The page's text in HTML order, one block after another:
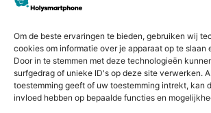
Om de beste ervaringen te bieden, gebruiken wij
cookies om informatie over je apparaat op te slaan
Door in te stemmen met deze technologieën
surfgedrag of unieke ID's op deze site verwerken.
toestemming geeft of uw toestemming intrekt, kan
invloed hebben op bepaalde functies en
ACCOUNT
Bestellingen
Mijn winkelwagen
HANDIGE LINKS
Levering en retourneren